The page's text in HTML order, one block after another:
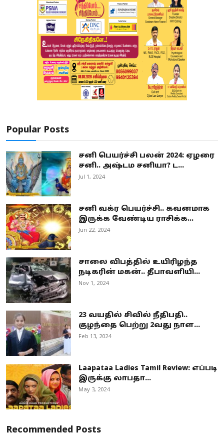
Popular Posts
சனி பெயர்ச்சி பலன் 2024: ஏழரை
சனி.. அஷ்டம சனியா? ட...
Jul 1, 2024
சனி வக்ர பெயர்ச்சி.. கவனமாக
இருக்க வேண்டிய ராசிக்க...
Jun 22, 2024
சாலை விபத்தில் உயிரிழந்த
நடிகரின் மகன்.. தீபாவளியி...
Nov 1, 2024
23 வயதில் சிவில் நீதிபதி..
குழந்தை பெற்று 2வது நாள...
Feb 13, 2024
Laapataa Ladies Tamil Review: எப்படி
இருக்கு லாபதா...
May 3, 2024
Recommended Posts